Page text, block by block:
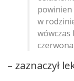
powinien
w
wówczas
– zaznaczył